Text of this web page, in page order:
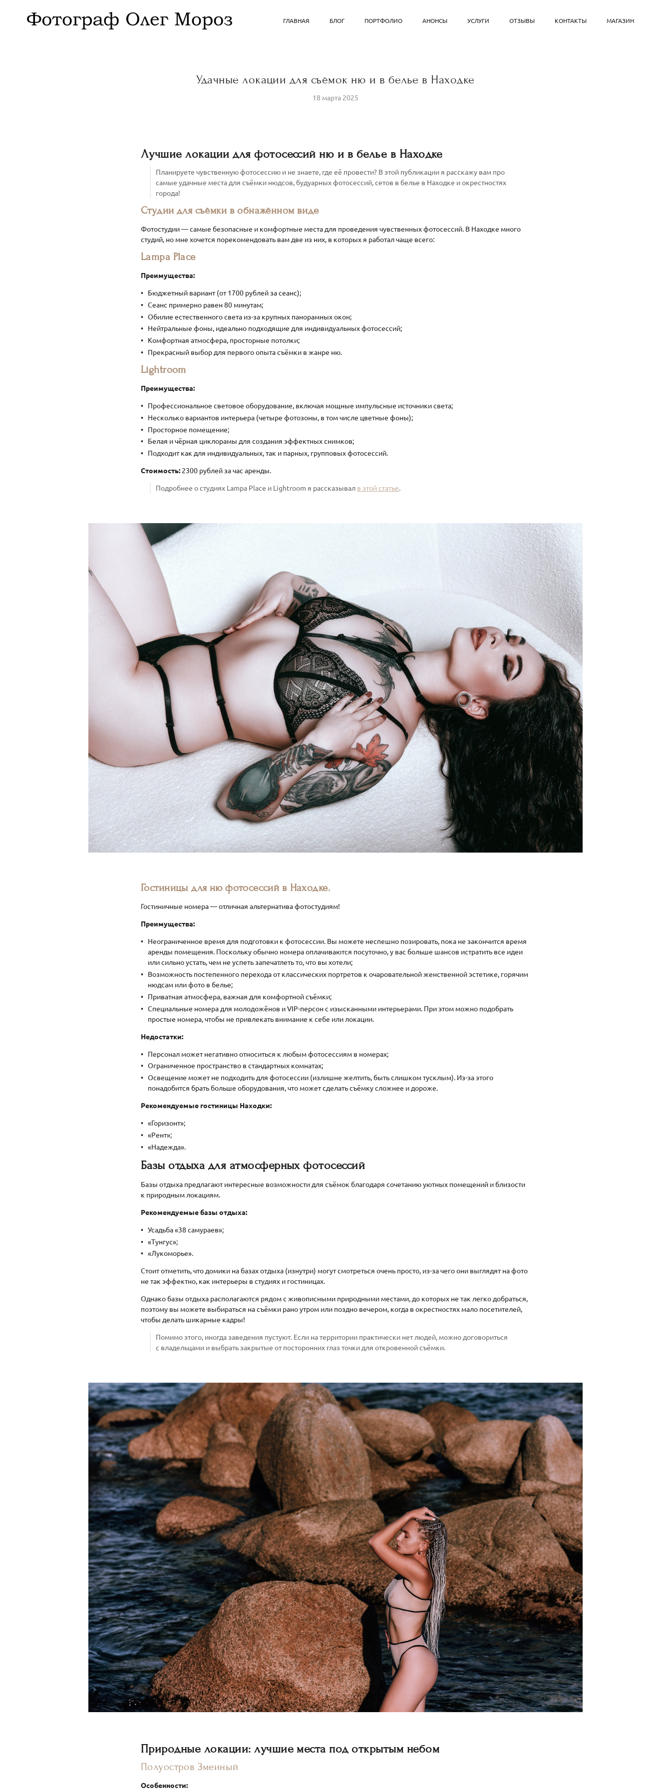
ГЛАВНАЯ БЛОГ ПОРТФОЛИО АНОНСЫ УСЛУГИ ОТЗЫВЫ КОНТАКТЫ МАГАЗИН
Удачные локации для съёмок ню и в белье в Находке
18 марта 2025
Лучшие локации для фотосессий ню и в белье в Находке
Планируете чувственную фотосессию и не знаете, где её провести? В этой публикации я расскажу вам про
самые удачные места для съёмки нюдсов, будуарных фотосессий, сетов в белье в Находке и окрестностях
города!
Студии для съёмки в обнажённом виде
Фотостудии — самые безопасные и комфортные места для проведения чувственных фотосессий. В Находке много
студий, но мне хочется порекомендовать вам две из них, в которых я работал чаще всего:
Lampa Place
Преимущества:
Бюджетный вариант (от 1700 рублей за сеанс);
Сеанс примерно равен 80 минутам;
Обилие естественного света из-за крупных панорамных окон;
Нейтральные фоны, идеально подходящие для индивидуальных фотосессий;
Комфортная атмосфера, просторные потолки;
Прекрасный выбор для первого опыта съёмки в жанре ню.
Lightroom
Преимущества:
Профессиональное световое оборудование, включая мощные импульсные источники света;
Несколько вариантов интерьера (четыре фотозоны, в том числе цветные фоны);
Просторное помещение;
Белая и чёрная циклорамы для создания эффектных снимков;
Подходит как для индивидуальных, так и парных, групповых фотосессий.
Стоимость: 2300 рублей за час аренды.
Подробнее о студиях Lampa Place и Lightroom я рассказывал в этой статье.
Гостиницы для ню фотосессий в Находке.
Гостиничные номера — отличная альтернатива фотостудиям!
Преимущества:
Неограниченное время для подготовки к фотосессии. Вы можете неспешно позировать, пока не закончится время
аренды помещения. Поскольку обычно номера оплачиваются посуточно, у вас больше шансов истратить все идеи
или сильно устать, чем не успеть запечатлеть то, что вы хотели;
Возможность постепенного перехода от классических портретов к очаровательной женственной эстетике, горячим
нюдсам или фото в белье;
Приватная атмосфера, важная для комфортной съёмки;
Специальные номера для молодожёнов и VIP-персон с изысканными интерьерами. При этом можно подобрать
простые номера, чтобы не привлекать внимание к себе или локации.
Недостатки:
Персонал может негативно относиться к любым фотосессиям в номерах;
Ограниченное пространство в стандартных комнатах;
Освещение может не подходить для фотосессии (излишне желтить, быть слишком тусклым). Из-за этого
понадобится брать больше оборудования, что может сделать съёмку сложнее и дороже.
Рекомендуемые гостиницы Находки:
«Горизонт»;
«Рент»;
«Надежда».
Базы отдыха для атмосферных фотосессий
Базы отдыха предлагают интересные возможности для съёмок благодаря сочетанию уютных помещений и близости
к природным локациям.
Рекомендуемые базы отдыха:
Усадьба «38 самураев»;
«Тунгус»;
«Лукоморье».
Стоит отметить, что домики на базах отдыха (изнутри) могут смотреться очень просто, из-за чего они выглядят на фото
не так эффектно, как интерьеры в студиях и гостиницах.
Однако базы отдыха располагаются рядом с живописными природными местами, до которых не так легко добраться,
поэтому вы можете выбираться на съёмки рано утром или поздно вечером, когда в окрестностях мало посетителей,
чтобы делать шикарные кадры!
Помимо этого, иногда заведения пустуют. Если на территории практически нет людей, можно договориться
с владельцами и выбрать закрытые от посторонних глаз точки для откровенной съёмки.
Природные локации: лучшие места под открытым небом
Полуостров Змеиный
Особенности: